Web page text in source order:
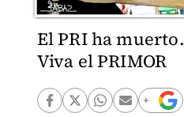
El PRI ha muerto.
Viva el PRIMOR